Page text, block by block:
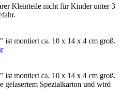
Kleinteile nicht für Kinder unter 3
ist montiert ca. 10 x 14 x 4 cm groß.
ist montiert ca. 10 x 14 x 4 cm groß.
gelasertem Spezialkarton und wird